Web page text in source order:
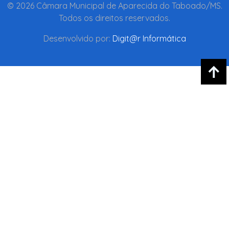
© 2026 Câmara Municipal de Aparecida do Taboado/MS.
Todos os direitos reservados.
Desenvolvido por: Digit@r Informática